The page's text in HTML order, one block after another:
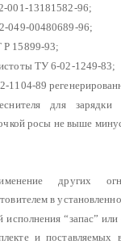
001-13181582-96;
049-00480689-96;
15899-93;
ТУ 6-02-1249-83;
1104-89
для зарядки
росы не выше
других
в
“запас”
и поставляемых